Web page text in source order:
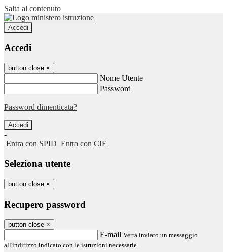
Salta al contenuto
Accedi
Accedi
button close ×
Nome Utente
Password
Password dimenticata?
-
Entra con SPID Entra con CIE
Seleziona utente
button close ×
Recupero password
button close ×
E-mail Verrà inviato un messaggio
all'indirizzo indicato con le istruzioni necessarie.